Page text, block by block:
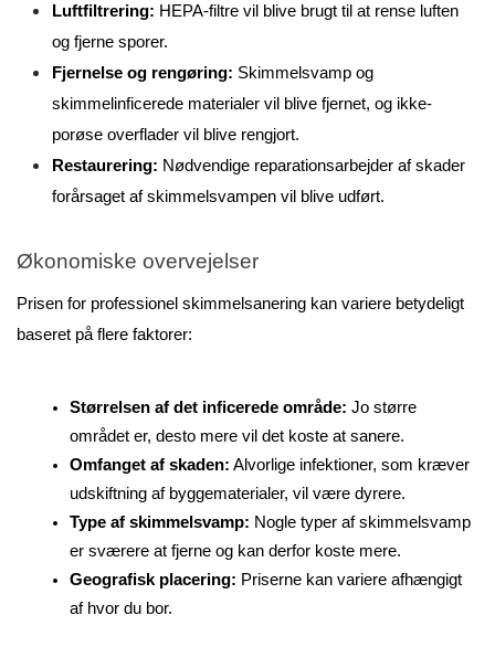
Luftfiltrering: HEPA-filtre vil blive brugt til at rense luften
og fjerne sporer.
Fjernelse og rengøring: Skimmelsvamp og
skimmelinficerede materialer vil blive fjernet, og ikke-
porøse overflader vil blive rengjort.
Restaurering: Nødvendige reparationsarbejder af skader
forårsaget af skimmelsvampen vil blive udført.
Økonomiske overvejelser
Prisen for professionel skimmelsanering kan variere betydeligt
baseret på flere faktorer:
Størrelsen af det inficerede område: Jo større
området er, desto mere vil det koste at sanere.
Omfanget af skaden: Alvorlige infektioner, som kræver
udskiftning af byggematerialer, vil være dyrere.
Type af skimmelsvamp: Nogle typer af skimmelsvamp
er sværere at fjerne og kan derfor koste mere.
Geografisk placering: Priserne kan variere afhængigt
af hvor du bor.